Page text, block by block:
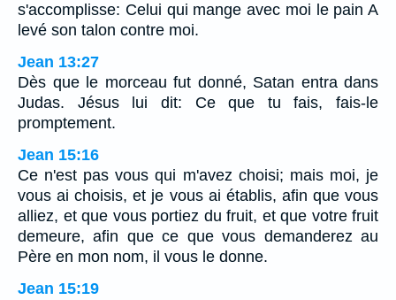
s'accomplisse: Celui qui mange avec moi le pain A
levé son talon contre moi.
Jean 13:27
Dès que le morceau fut donné, Satan entra dans
Judas. Jésus lui dit: Ce que tu fais, fais-le
promptement.
Jean 15:16
Ce n'est pas vous qui m'avez choisi; mais moi, je
vous ai choisis, et je vous ai établis, afin que vous
alliez, et que vous portiez du fruit, et que votre fruit
demeure, afin que ce que vous demanderez au
Père en mon nom, il vous le donne.
Jean 15:19